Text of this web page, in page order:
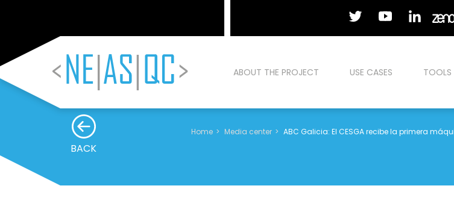
ABOUT THE PROJECT USE CASES TOOLS
BACK
Home Media center ABC Galicia: El CESGA recibe la primera